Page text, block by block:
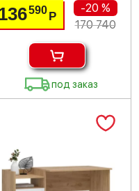
590 Р
-20 %
170 740
под заказ